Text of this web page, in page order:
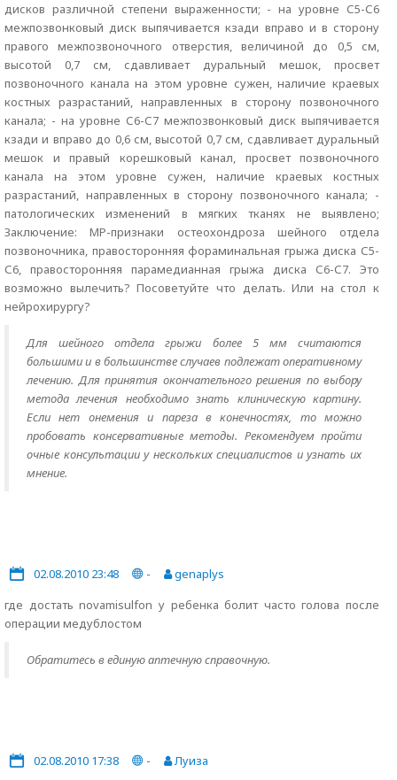
дисков различной степени выраженности; - на уровне С5-С6
межпозвонковый диск выпячивается кзади вправо и в сторону
правого межпозвоночного отверстия, величиной до 0,5 см,
высотой 0,7 см, сдавливает дуральный мешок, просвет
позвоночного канала на этом уровне сужен, наличие краевых
костных разрастаний, направленных в сторону позвоночного
канала; - на уровне С6-С7 межпозвонковый диск выпячивается
кзади и вправо до 0,6 см, высотой 0,7 см, сдавливает дуральный
мешок и правый корешковый канал, просвет позвоночного
канала на этом уровне сужен, наличие краевых костных
разрастаний, направленных в сторону позвоночного канала; -
патологических изменений в мягких тканях не выявлено;
Заключение: МР-признаки остеохондроза шейного отдела
позвоночника, правосторонняя фораминальная грыжа диска С5-
С6, правосторонняя парамедианная грыжа диска С6-С7. Это
возможно вылечить? Посоветуйте что делать. Или на стол к
нейрохирургу?
Для шейного отдела грыжи более 5 мм считаются
большими и в большинстве случаев подлежат оперативному
лечению. Для принятия окончательного решения по выбору
метода лечения необходимо знать клиническую картину.
Если нет онемения и пареза в конечностях, то можно
пробовать консервативные методы. Рекомендуем пройти
очные консультации у нескольких специалистов и узнать их
мнение.
02.08.2010 23:48 -
genaplys
где достать novamisulfon у ребенка болит часто голова после
операции медублостом
Обратитесь в единую аптечную справочную.
02.08.2010 17:38 - Луиза